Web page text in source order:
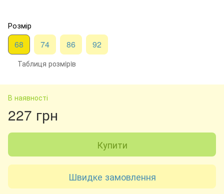
Розмір
68 74 86 92
Таблиця розмiрiв
В наявності
227 грн
Купити
Швидке замовлення